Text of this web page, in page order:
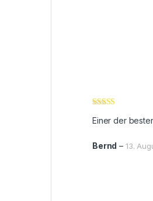
5von 5
Einer der
Bernd – 13.